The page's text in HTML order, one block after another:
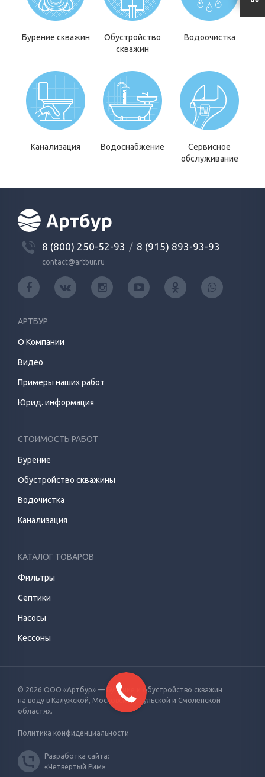
Бурение скважин
Обустройство
скважин
Водоочистка
Канализация Водоснабжение
Сервисное
обслуживание
8 (800) 250-52-93 / 8 (915) 893-93-93
contact@artbur.ru
АРТБУР
О Компании
Видео
Примеры наших работ
Юрид. информация
СТОИМОСТЬ РАБОТ
Бурение
Обустройство скважины
Водочистка
Канализация
КАТАЛОГ ТОВАРОВ
Фильтры
Септики
Насосы
Кессоны
© 2026 ООО «Артбур» — Бурение и обустройство скважин
на воду в Калужской, Московской, Тульской и Смоленской
областях.
Политика конфиденциальности
Разработка сайта:
«Четвёртый Рим»